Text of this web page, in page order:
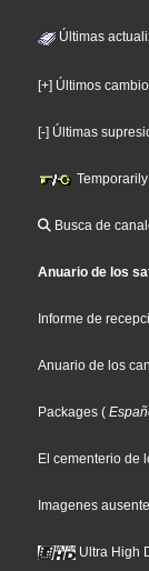
Últimas
[+] Últimos
[-] Últimas
Busca de
Anuario de los
Informe de
Anuario de los
Packages (
El cementerio de
Imagenes
Ultra High